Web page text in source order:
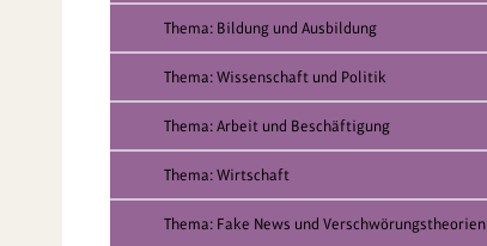
Thema: Bildung und Ausbildung
Thema: Wissenschaft und Politik
Thema: Arbeit und Beschäftigung
Thema: Wirtschaft
Thema: Fake News und Verschwörungstheorien